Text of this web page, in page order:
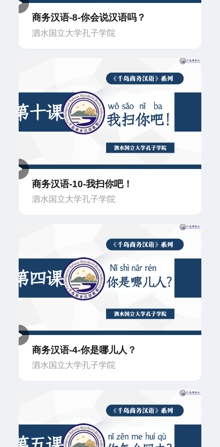
商务汉语-8-你会说汉语吗？
泗水国立大学孔子学院
商务汉语-10-我扫你吧！
泗水国立大学孔子学院
商务汉语-4-你是哪儿人？
泗水国立大学孔子学院